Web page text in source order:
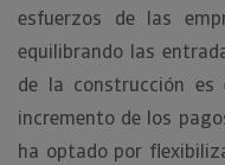
esfuerzos de las
equilibrando las
de la construcción es
incremento de los
ha optado por